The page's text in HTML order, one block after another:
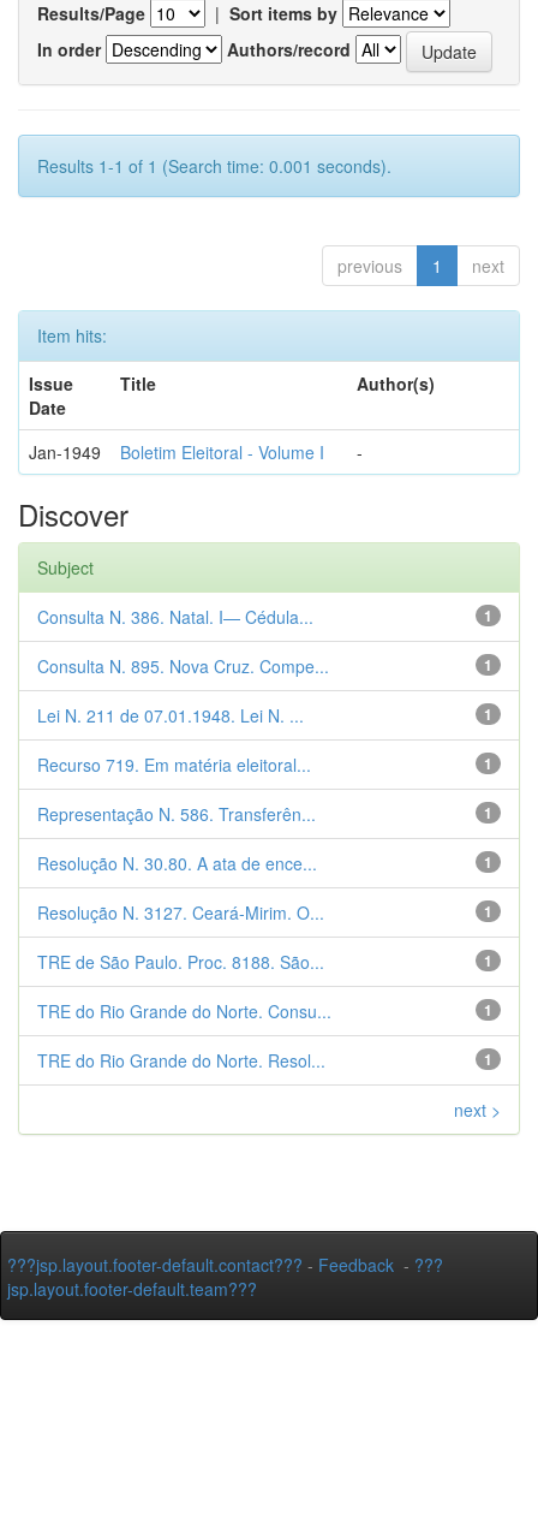
Results/Page | Sort items by
In order
Authors/record
Results 1-1 of 1 (Search time: 0.001 seconds).
previous 1 next
Item hits:
Issue
Date
Title Author(s)
Jan-1949 Boletim Eleitoral - Volume I -
Discover
Subject
1
Consulta N. 386. Natal. I— Cédula...
1
Consulta N. 895. Nova Cruz. Compe...
1
Lei N. 211 de 07.01.1948. Lei N. ...
1
Recurso 719. Em matéria eleitoral...
1
Representação N. 586. Transferên...
1
Resolução N. 30.80. A ata de ence...
1
Resolução N. 3127. Ceará-Mirim. O...
1
TRE de São Paulo. Proc. 8188. São...
1
TRE do Rio Grande do Norte. Consu...
1
TRE do Rio Grande do Norte. Resol...
next >
???jsp.layout.footer-default.contact??? - Feedback - ???
jsp.layout.footer-default.team???